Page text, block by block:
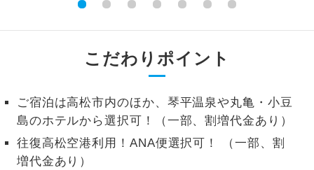
こだわりポイント
ご宿泊は高松市内のほか、琴平温泉や丸亀・小豆
島のホテルから選択可！（一部、割増代金あり）
往復高松空港利用！ANA便選択可！ （一部、割
増代金あり）
トラベルイヤ
周りの音を気にせず、ガイドさんの説明
1名様催行
1名様から出発可能な個人型プランで
す。
2名様催行